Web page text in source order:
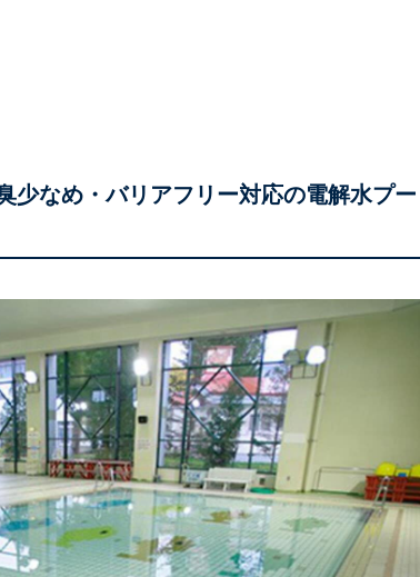
少なめ・バリアフリー対応の電解水プー